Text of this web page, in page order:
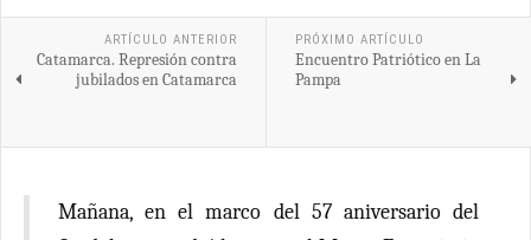
ARTÍCULO ANTERIOR
Catamarca. Represión contra
jubilados en Catamarca
PRÓXIMO ARTÍCULO
Encuentro Patriótico en La
Pampa
Mañana, en el marco del 57 aniversario del